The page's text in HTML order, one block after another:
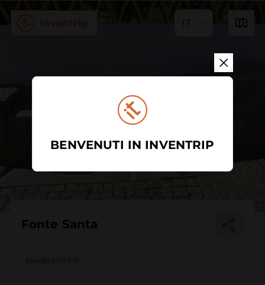
IT
Fonte Santa
Luogo storico
BENVENUTI IN INVENTRIP